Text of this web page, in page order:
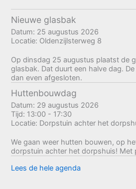
Nieuwe glasbak
Datum: 25 augustus 2026
Locatie: Oldenzijlsterweg 8
Op dinsdag 25 augustus plaatst de
glasbak. Dat duurt een halve dag.
dan even afgesloten.
Huttenbouwdag
Datum: 29 augustus 2026
Tijd: 13:00 - 17:30
Locatie: Dorpstuin achter het
We gaan weer hutten bouwen, op
dorpstuin achter het dorpshuis! Met
Lees de hele agenda